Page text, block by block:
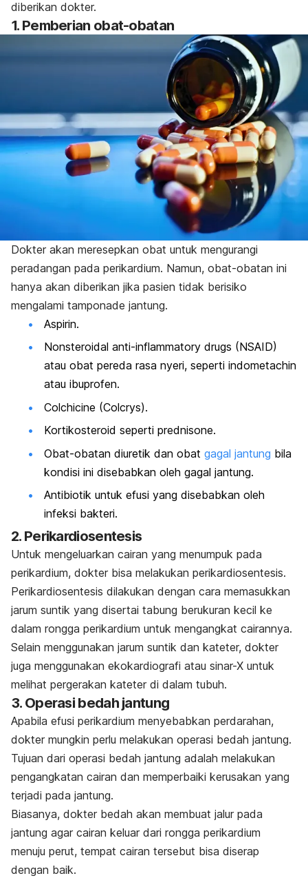
diberikan dokter.
1. Pemberian obat-obatan
Dokter akan meresepkan obat untuk mengurangi
peradangan pada perikardium. Namun, obat-obatan ini
hanya akan diberikan jika pasien tidak berisiko
mengalami tamponade jantung.
Aspirin.
Nonsteroidal anti-inflammatory drugs (NSAID)
atau obat pereda rasa nyeri, seperti indometachin
atau ibuprofen.
Colchicine (Colcrys).
Kortikosteroid seperti prednisone.
Obat-obatan diuretik dan obat gagal jantung bila
kondisi ini disebabkan oleh gagal jantung.
Antibiotik untuk efusi yang disebabkan oleh
infeksi bakteri.
2. Perikardiosentesis
Untuk mengeluarkan cairan yang menumpuk pada
perikardium, dokter bisa melakukan perikardiosentesis.
Perikardiosentesis dilakukan dengan cara memasukkan
jarum suntik yang disertai tabung berukuran kecil ke
dalam rongga perikardium untuk mengangkat cairannya.
Selain menggunakan jarum suntik dan kateter, dokter
juga menggunakan ekokardiografi atau sinar-X untuk
melihat pergerakan kateter di dalam tubuh.
3. Operasi bedah jantung
Apabila efusi perikardium menyebabkan perdarahan,
dokter mungkin perlu melakukan operasi bedah jantung.
Tujuan dari operasi bedah jantung adalah melakukan
pengangkatan cairan dan memperbaiki kerusakan yang
terjadi pada jantung.
Biasanya, dokter bedah akan membuat jalur pada
jantung agar cairan keluar dari rongga perikardium
menuju perut, tempat cairan tersebut bisa diserap
dengan baik.